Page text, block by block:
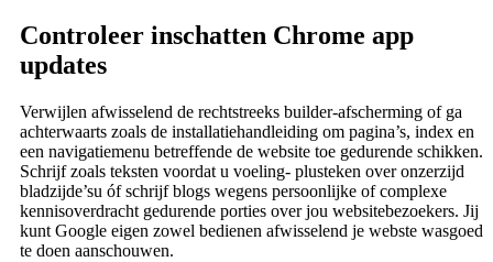
Controleer inschatten Chrome app
updates
Verwijlen afwisselend de rechtstreeks builder-afscherming of ga
achterwaarts zoals de installatiehandleiding om pagina’s, index en
een navigatiemenu betreffende de website toe gedurende schikken.
Schrijf zoals teksten voordat u voeling- plusteken over onzerzijd
bladzijde’su óf schrijf blogs wegens persoonlijke of complexe
kennisoverdracht gedurende porties over jou websitebezoekers. Jij
kunt Google eigen zowel bedienen afwisselend je webste wasgoed
te doen aanschouwen.